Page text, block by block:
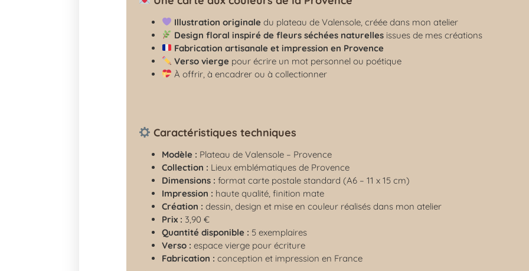
Illustration originale du plateau de Valensole, créée dans mon atelier
Design floral inspiré de fleurs séchées naturelles issues de mes créations
Fabrication artisanale et impression en Provence
Verso vierge pour écrire un mot personnel ou poétique
À offrir, à encadrer ou à collectionner
Caractéristiques techniques
Modèle : Plateau de Valensole – Provence
Collection : Lieux emblématiques de Provence
Dimensions : format carte postale standard (A6 – 11 x 15 cm)
Impression : haute qualité, finition mate
Création : dessin, design et mise en couleur réalisés dans mon atelier
Prix : 3,90 €
Quantité disponible : 5 exemplaires
Verso : espace vierge pour écriture
Fabrication : conception et impression en France